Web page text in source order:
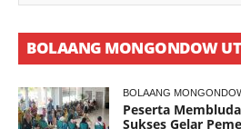
BOLAANG MONGONDOW
BOLAANG
Peserta
Sukses Gelar